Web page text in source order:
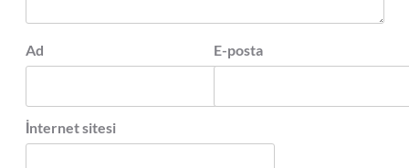
Ad E-posta
İnternet sitesi